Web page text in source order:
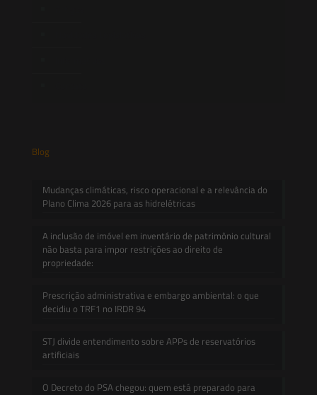
Blog
Mudanças climáticas, risco operacional e a relevância do
Plano Clima 2026 para as hidrelétricas
A inclusão de imóvel em inventário de patrimônio cultural
não basta para impor restrições ao direito de
propriedade:
Prescrição administrativa e embargo ambiental: o que
decidiu o TRF1 no IRDR 94
STJ divide entendimento sobre APPs de reservatórios
artificiais
O Decreto do PSA chegou: quem está preparado para